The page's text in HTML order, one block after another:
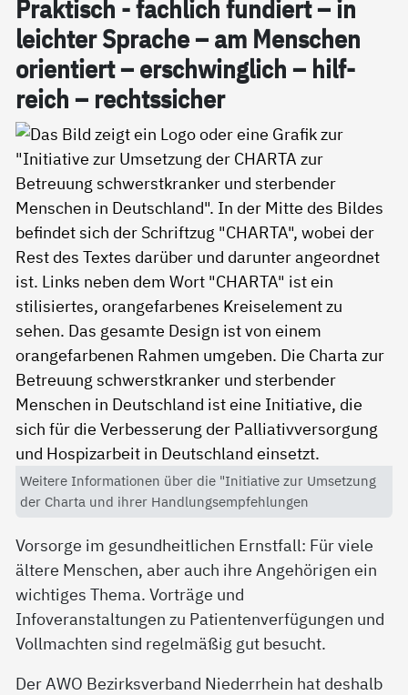
Prak­tisch - fach­lich fun­diert – in
leich­ter Spra­che – am Men­schen
ori­en­tiert – er­schwing­lich – hil­f­
reich – rechts­si­cher
Weitere Informationen über die "Initiative zur Umsetzung
der Charta und ihrer Handlungsempfehlungen
Vorsorge im gesundheitlichen Ernstfall: Für viele
ältere Menschen, aber auch ihre Angehörigen ein
wichtiges Thema. Vorträge und
Infoveranstaltungen zu Patientenverfügungen und
Vollmachten sind regelmäßig gut besucht.
Der AWO Bezirksverband Niederrhein hat deshalb